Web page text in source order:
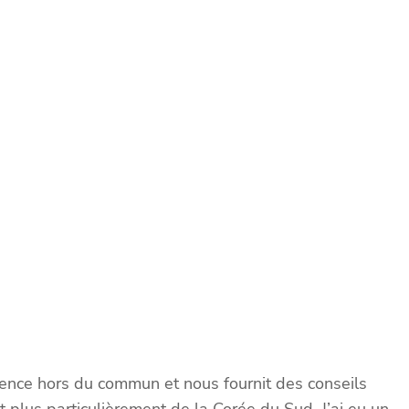
hors du commun et nous fournit des conseils